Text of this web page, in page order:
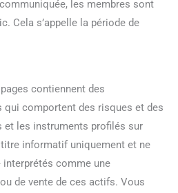
les membres sont
Cela s’appelle la période de
contiennent des
comportent des risques et des
et les instruments profilés sur
informatif uniquement et ne
comme une
de vente de ces actifs. Vous